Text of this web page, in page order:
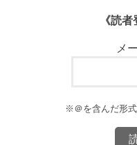
《読
メ
※＠を含んだ形